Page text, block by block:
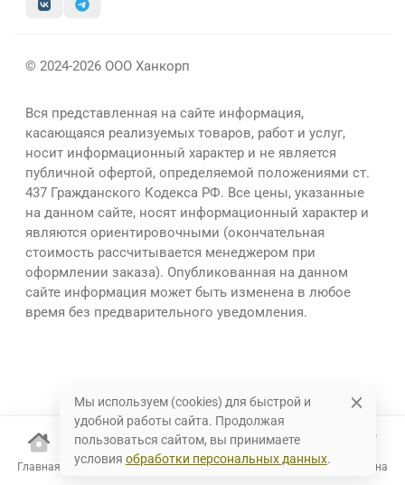
Главная Каталог Избранное Корзина
© 2024-2026 ООО Ханкорп
Вся представленная на сайте информация,
касающаяся реализуемых товаров, работ и услуг,
носит информационный характер и не является
публичной офертой, определяемой положениями ст.
437 Гражданского Кодекса РФ. Все цены, указанные
на данном сайте, носят информационный характер и
являются ориентировочными (окончательная
стоимость рассчитывается менеджером при
оформлении заказа). Опубликованная на данном
сайте информация может быть изменена в любое
время без предварительного уведомления.
Мы используем (cookies) для быстрой и
удобной работы сайта. Продолжая
пользоваться сайтом, вы принимаете
условия обработки персональных данных.